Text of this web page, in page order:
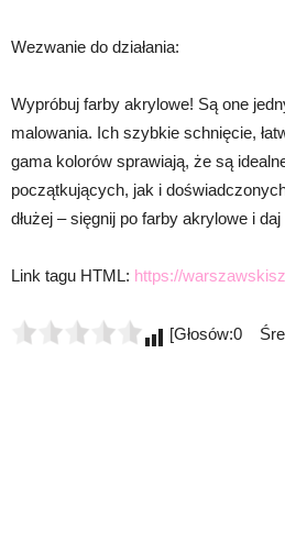
Wezwanie do działania:
Wypróbuj farby akrylowe! Są one
malowania. Ich szybkie schnięcie,
gama kolorów sprawiają, że są
początkujących, jak i
dłużej – sięgnij po farby akrylowe i
Link tagu HTML: https://
[Głosów:0